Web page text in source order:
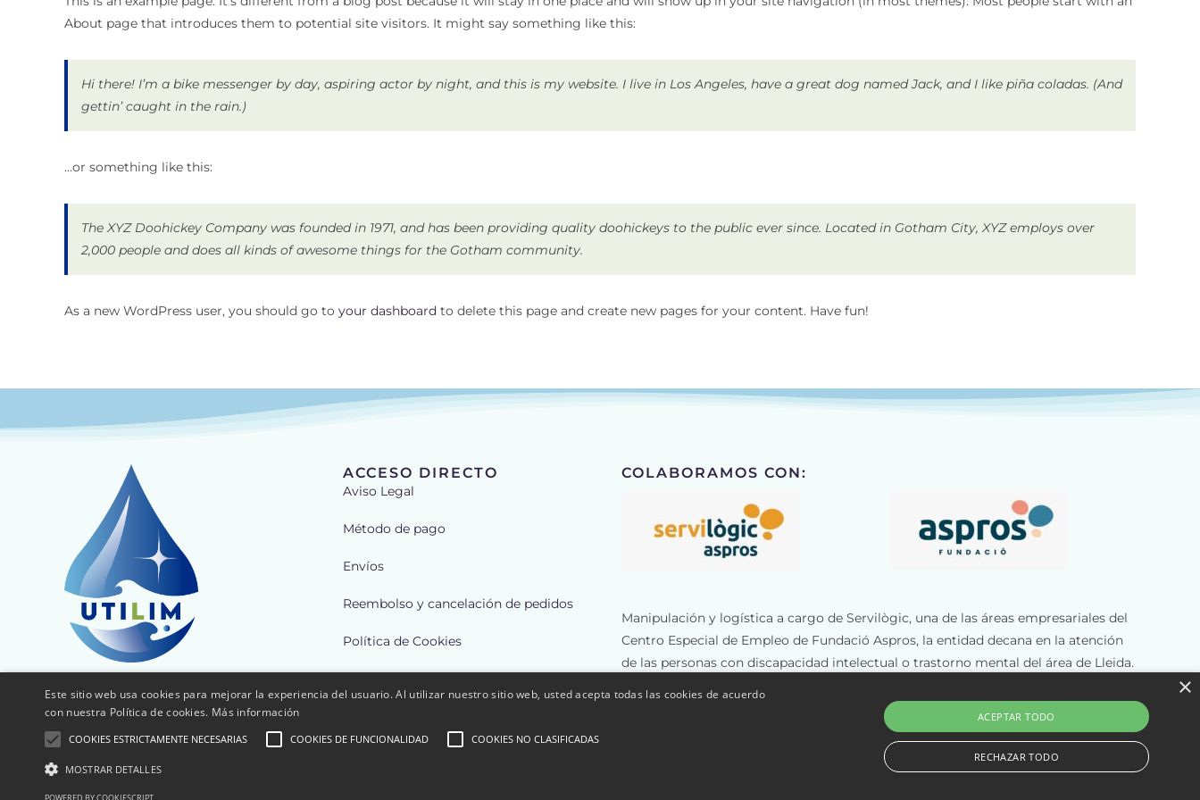
About page that introduces them to potential site visitors. It might say something like this:
Hi there! I’m a bike messenger by day, aspiring actor by night, and this is my website. I live in Los Angeles, have a great dog named Jack, and I like piña coladas. (And
gettin’ caught in the rain.)
…or something like this:
The XYZ Doohickey Company was founded in 1971, and has been providing quality doohickeys to the public ever since. Located in Gotham City, XYZ employs over
2,000 people and does all kinds of awesome things for the Gotham community.
As a new WordPress user, you should go to your dashboard to delete this page and create new pages for your content. Have fun!
ACCESO DIRECTO
Aviso Legal
Método de pago
Envíos
Reembolso y cancelación de pedidos
Política de Cookies
COLABORAMOS CON:
Manipulación y logística a cargo de Servilògic, una de las áreas empresariales del
Centro Especial de Empleo de Fundació Aspros, la entidad decana en la atención
de las personas con discapacidad intelectual o trastorno mental del área de Lleida.
×
Este sitio web usa cookies para mejorar la experiencia del usuario. Al utilizar nuestro sitio web, usted acepta todas las cookies de acuerdo
con nuestra Política de cookies. Más información
COOKIES ESTRICTAMENTE NECESARIAS COOKIES DE FUNCIONALIDAD COOKIES NO CLASIFICADAS
MOSTRAR DETALLES
ACEPTAR TODO
RECHAZAR TODO